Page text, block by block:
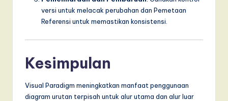
versi untuk melacak perubahan dan Pemetaan
Referensi untuk memastikan konsistensi.
Kesimpulan
Visual Paradigm meningkatkan manfaat penggunaan
diagram urutan terpisah untuk alur utama dan alur luar